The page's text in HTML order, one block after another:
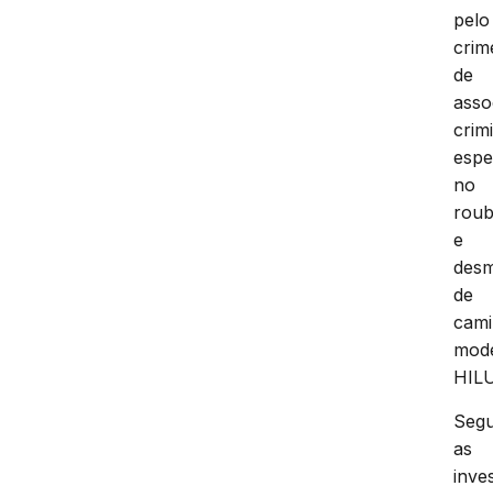
pelo
de
no
e
de
as